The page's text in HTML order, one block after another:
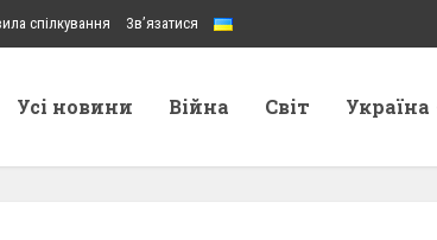
спілкування Зв’язатися
Усі новини Війна Світ Україна